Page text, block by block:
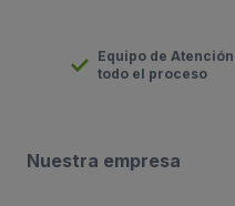
Equipo de
todo el proceso
Nuestra empresa